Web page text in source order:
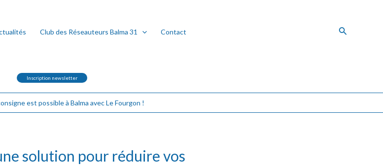
Club des Réseauteurs Balma 31 Contact
Inscription newsletter
est possible à Balma avec Le Fourgon !
solution pour réduire vos